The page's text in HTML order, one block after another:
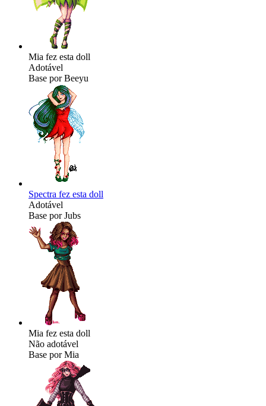
Mia fez esta doll
Adotável
Base por Beeyu
Spectra fez esta doll
Adotável
Base por Jubs
Mia fez esta doll
Não adotável
Base por Mia